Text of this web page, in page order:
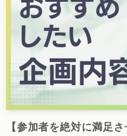
【参加者を絶対に満足